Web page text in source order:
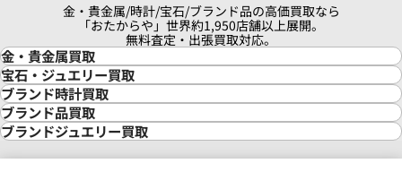
金・貴金属/時計/宝石/ブランド品の高価買取なら
「おたからや」世界約1,950店舗以上展開。
無料査定・出張買取対応。
金・貴金属買取
金買取
金の相場価格情報
金の参考買取価格一覧
インゴット買取
インゴットの相場価格情報
24金買取
宝石・ジュエリー買取
宝石・ジュエリー買取
ダイヤモンド買取
ダイヤモンド・宝石の参考価格一覧
リング・結婚指輪買取
エメラルド買取
ブランド時計買取
時計買取
ロレックス買取
ロレックス デイトナ買取
ロレックス サブマリーナー買取
ブランド品買取
ブランド買取
ブランドジュエリー買取